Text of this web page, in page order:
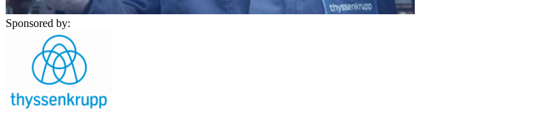
Sponsored by: